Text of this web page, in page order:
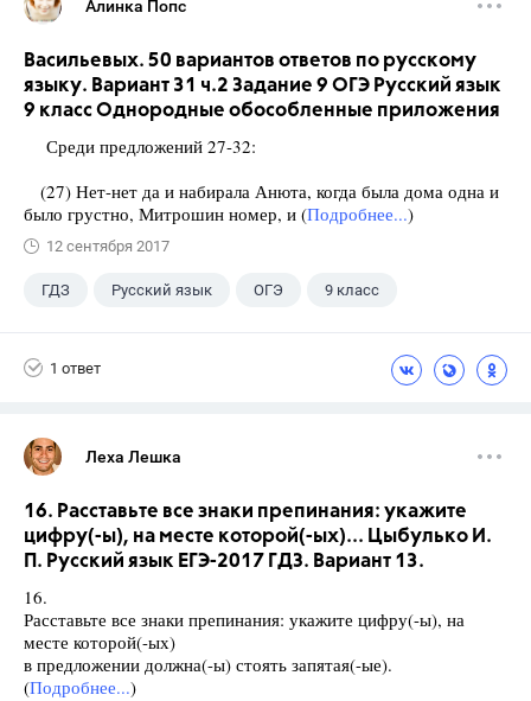
Алинка Попс
Васильевых. 50 вариантов ответов по русскому
языку. Вариант 31 ч.2 Задание 9 ОГЭ Русский язык
9 класс Однородные обособленные приложения
Среди предложений 27-32:
(27) Нет-нет да и набирала Анюта, когда была дома одна и
было грустно, Митрошин номер, и (Подробнее...)
12 сентября 2017
ГДЗ Русский язык ОГЭ 9 класс
1 ответ
Леха Лешка
16. Расставьте все знаки препинания: укажите
цифру(-ы), на месте которой(-ых)... Цыбулько И.
П. Русский язык ЕГЭ-2017 ГДЗ. Вариант 13.
16.
Расставьте все знаки препинания: укажите цифру(-ы), на
месте которой(-ых)
в предложении должна(-ы) стоять запятая(-ые).
(Подробнее...)